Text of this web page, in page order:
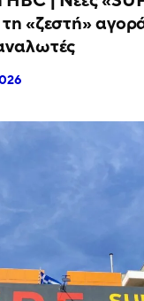
«ζεστή»